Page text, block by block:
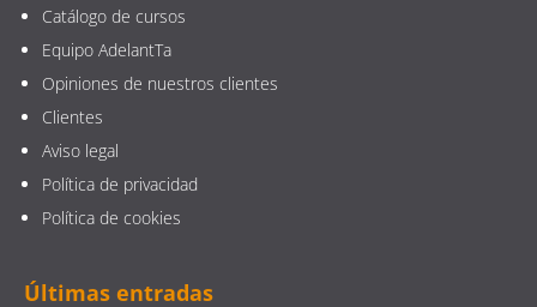
Catálogo de cursos
Equipo AdelantTa
Opiniones de nuestros clientes
Clientes
Aviso legal
Política de privacidad
Política de cookies
Últimas entradas